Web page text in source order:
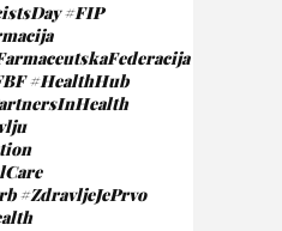
#FIP
#HealthHub
#ZdravljeJePrvo